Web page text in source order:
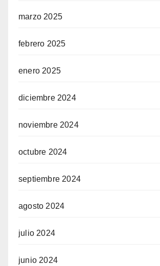
marzo 2025
febrero 2025
enero 2025
diciembre 2024
noviembre 2024
octubre 2024
septiembre 2024
agosto 2024
julio 2024
junio 2024